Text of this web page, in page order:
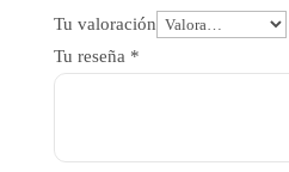
Tu valoración
Tu reseña *